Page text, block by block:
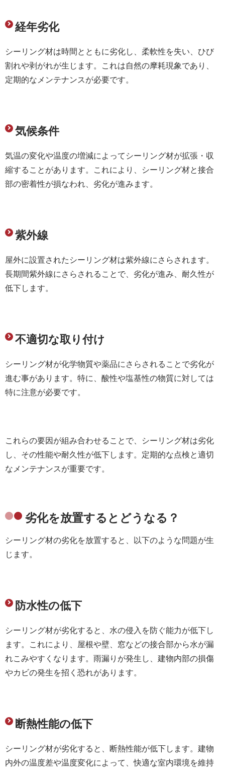
経年劣化
シーリング材は時間とともに劣化し、柔軟性を失い、ひび
割れや剥がれが生じます。これは自然の摩耗現象であり、
定期的なメンテナンスが必要です。
気候条件
気温の変化や温度の増減によってシーリング材が拡張・収
縮することがあります。これにより、シーリング材と接合
部の密着性が損なわれ、劣化が進みます。
紫外線
屋外に設置されたシーリング材は紫外線にさらされます。
長期間紫外線にさらされることで、劣化が進み、耐久性が
低下します。
不適切な取り付け
シーリング材が化学物質や薬品にさらされることで劣化が
進む事があります。特に、酸性や塩基性の物質に対しては
特に注意が必要です。
これらの要因が組み合わせることで、シーリング材は劣化
し、その性能や耐久性が低下します。定期的な点検と適切
なメンテナンスが重要です。
劣化を放置するとどうなる？
シーリング材の劣化を放置すると、以下のような問題が生
じます。
防水性の低下
シーリング材が劣化すると、水の侵入を防ぐ能力が低下し
ます。これにより、屋根や壁、窓などの接合部から水が漏
れこみやすくなります。雨漏りが発生し、建物内部の損傷
やカビの発生を招く恐れがあります。
断熱性能の低下
シーリング材が劣化すると、断熱性能が低下します。建物
内外の温度差や温度変化によって、快適な室内環境を維持